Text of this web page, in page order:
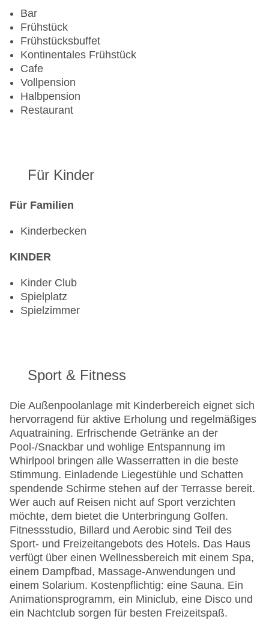
Bar
Frühstück
Frühstücksbuffet
Kontinentales Frühstück
Cafe
Vollpension
Halbpension
Restaurant
Für Kinder
Für Familien
Kinderbecken
KINDER
Kinder Club
Spielplatz
Spielzimmer
Sport & Fitness
Die Außenpoolanlage mit Kinderbereich eignet sich
hervorragend für aktive Erholung und regelmäßiges
Aquatraining. Erfrischende Getränke an der
Pool-/Snackbar und wohlige Entspannung im
Whirlpool bringen alle Wasserratten in die beste
Stimmung. Einladende Liegestühle und Schatten
spendende Schirme stehen auf der Terrasse bereit.
Wer auch auf Reisen nicht auf Sport verzichten
möchte, dem bietet die Unterbringung Golfen.
Fitnessstudio, Billard und Aerobic sind Teil des
Sport- und Freizeitangebots des Hotels. Das Haus
verfügt über einen Wellnessbereich mit einem Spa,
einem Dampfbad, Massage-Anwendungen und
einem Solarium. Kostenpflichtig: eine Sauna. Ein
Animationsprogramm, ein Miniclub, eine Disco und
ein Nachtclub sorgen für besten Freizeitspaß.